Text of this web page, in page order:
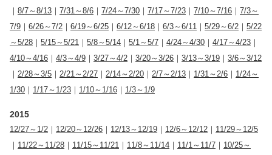
｜ 8/7～8/13 ｜ 7/31～8/6 ｜ 7/24～7/30 ｜ 7/17～7/23 ｜ 7/10～7/16 ｜ 7/3～
7/9 ｜ 6/26～7/2 ｜ 6/19～6/25 ｜ 6/12～6/18 ｜ 6/3～6/11 ｜ 5/29～6/2 ｜ 5/22
～5/28 ｜ 5/15～5/21 ｜ 5/8～5/14 ｜ 5/1～5/7 ｜ 4/24～4/30 ｜ 4/17～4/23 ｜
4/10～4/16 ｜ 4/3～4/9 ｜ 3/27～4/2 ｜ 3/20～3/26 ｜ 3/13～3/19 ｜ 3/6～3/12
｜ 2/28～3/5 ｜ 2/21～2/27 ｜ 2/14～2/20 ｜ 2/7～2/13 ｜ 1/31～2/6 ｜ 1/24～
1/30 ｜ 1/17～1/23 ｜ 1/10～1/16 ｜ 1/3～1/9
2015
12/27～1/2 ｜ 12/20～12/26 ｜ 12/13～12/19 ｜ 12/6～12/12 ｜ 11/29～12/5
｜ 11/22～11/28 ｜ 11/15～11/21 ｜ 11/8～11/14 ｜ 11/1～11/7 ｜ 10/25～